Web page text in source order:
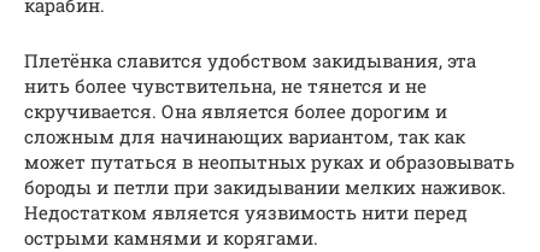
карабин.
Плетёнка славится удобством закидывания, эта
нить более чувствительна, не тянется и не
скручивается. Она является более дорогим и
сложным для начинающих вариантом, так как
может путаться в неопытных руках и образовывать
бороды и петли при закидывании мелких наживок.
Недостатком является уязвимость нити перед
острыми камнями и корягами.